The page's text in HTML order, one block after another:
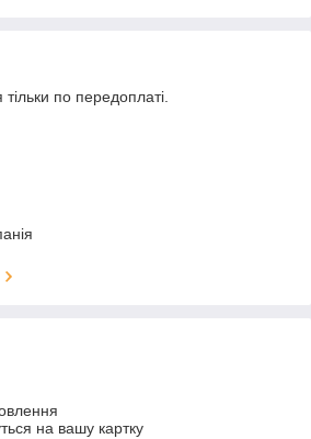
по передоплаті.
на вашу картку